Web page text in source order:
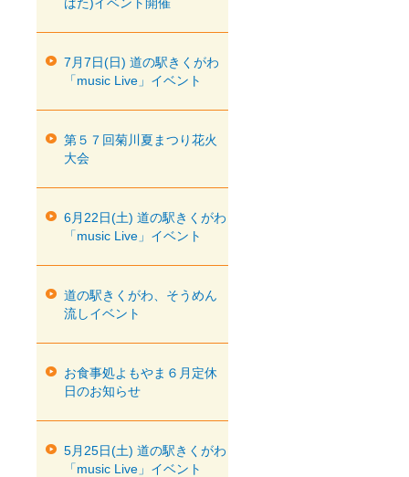
7月7日(日) 道の駅きくがわ
「music Live」イベント
第５７回菊川夏まつり花火
大会
6月22日(土) 道の駅きくがわ
「music Live」イベント
道の駅きくがわ、そうめん
流しイベント
お食事処よもやま６月定休
日のお知らせ
5月25日(土) 道の駅きくがわ
「music Live」イベント